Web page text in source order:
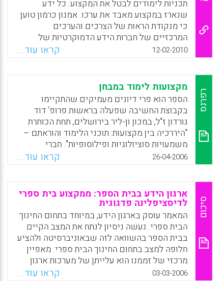
בקרבם את הדימוי העצמי שלהם. מאמר וראיון עם
המורה נסרין זערור מתוך כתב העת מוט"ב כעת,
גיליון מס' 6, תש"ע, 2010.
WhatsApp
Facebook
Email
X
תכניות לימודים לבטל את המקצוע. כל ידע
שנארז במקצוע מאבד את ערכו. אמנון כרמון טוען
כי מנקודת הראות של הצרכים והערכים
המרכזיים של חברות הידע הדמוקרטיות של
המאה העשרים ואחת , המקצוע הוא אפשרות
גרועה ביותר לארגון הידע לצורך למידה והוראה.
ברגע שהתבנית של המקצוע מוטלת על התכנים
השונים היא מעוותת אותם . יש להבין שהמקצוע
הומצא במאה התשע עשרה . מדוע בעצם
אי-אפשר לאמץ, בהתאמות מסוימות , את
המאפיינים המרכזיים של ארגון הידע באמנויות
לתחומים העיוניים? מדוע אי-אפשר ליצור ביצוע
לימודי מרכזי, אישי או צוותי, שהלומדים יבחרו בו
ואשר יכלול חלק כתוב והצגה בעל פה ויחליף את
בחינת הבגרות המשמימה? אמנון כרמון חושב
חדשה לארגון ידע , ועליה להחליף את המקצוע
במסגרת הדומיננטית בבית הספר. המסגרת
המוצעת , לה קורא אמנון כרמון תחום משמעות ,
תכיל בתוכה את מאפייני היסוד שתוארו כאן, יחד
עם הבחירה הכפולה של הלומד והדגש על הממד
הרגשי שמאפיינים את האמנויות.
WhatsApp
Facebook
Email
X
12-02-2010 קראו עוד...
רפרנס
מקצועות לימוד במבחן
הספר הוא פרי דיונים מעמיקים שהתקיימו
בקבוצת החשיבה שפעלה בראשות פרופ' דוד
גורדון ז"ל, במכון ון-ליר בירושלים, תחת הכותרת
"היררכיה בין מקצועות: תוכני הלימוד והוראתם –
משמעויות סוציולוגיות ופילוסופיות". חברי
הקבוצה בחנו מחדש את הנחות היסוד המעצבות
את הגישה לתכני הלימוד בישראל. המאמרים
מציעים חלופות אפשרויות לתפיסה הדומיננטית:
יצירת דיסציפלינה פדגוגית; התמודדות התלמידים
עם דילמות חברתיות ותרבותיות; התמודדות עם
שאלות של זהות קהילתית; לימוד המבוסס על
טקסטים ופענוחם.
WhatsApp
Facebook
Email
X
26-04-2006 קראו עוד...
סיכום
ארגון הידע בבית הספר: ממקצוע בית ספרי
לדיסציפלינה פדגוגית
המאמר עוסק בארגון הידע, במיוחד בתחום החינוך
הבית ספרי. נעשה ניסיון לנתח את המצב הקיים
בבית הספר בהשוואה לזה שבאוניברסיטה ולהציע
חלופה למצב בתחום החינוך הבית ספרי. מאפיין
מרכזי של זממנו הוא עלייתן של מערכות ארגון
ידע חדשות ורבות עוצמה שאליהן חשופה כלל
03-03-2006 קראו עוד...